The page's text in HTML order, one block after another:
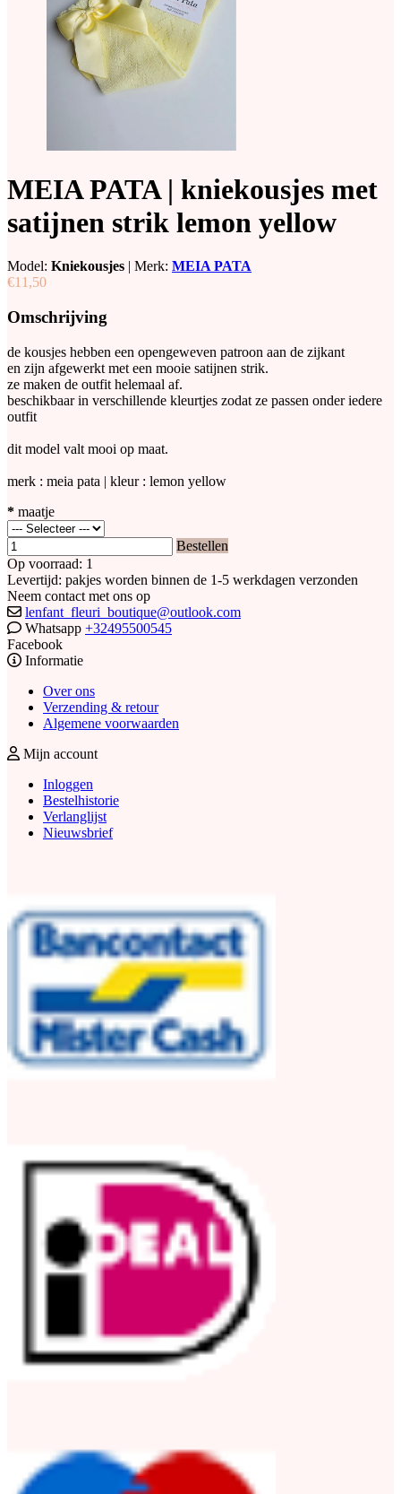
MEIA PATA | kniekousjes met
satijnen strik lemon yellow
Model: Kniekousjes | Merk: MEIA PATA
€11,50
Omschrijving
de kousjes hebben een opengeweven patroon aan de zijkant
en zijn afgewerkt met een mooie satijnen strik.
ze maken de outfit helemaal af.
beschikbaar in verschillende kleurtjes zodat ze passen onder iedere
outfit
dit model valt mooi op maat.
merk : meia pata | kleur : lemon yellow
* maatje
Bestellen
Op voorraad: 1
Levertijd: pakjes worden binnen de 1-5 werkdagen verzonden
Neem contact met ons op
lenfant_fleuri_boutique@outlook.com
Whatsapp +32495500545
Facebook
Informatie
Over ons
Verzending & retour
Algemene voorwaarden
Mijn account
Inloggen
Bestelhistorie
Verlanglijst
Nieuwsbrief